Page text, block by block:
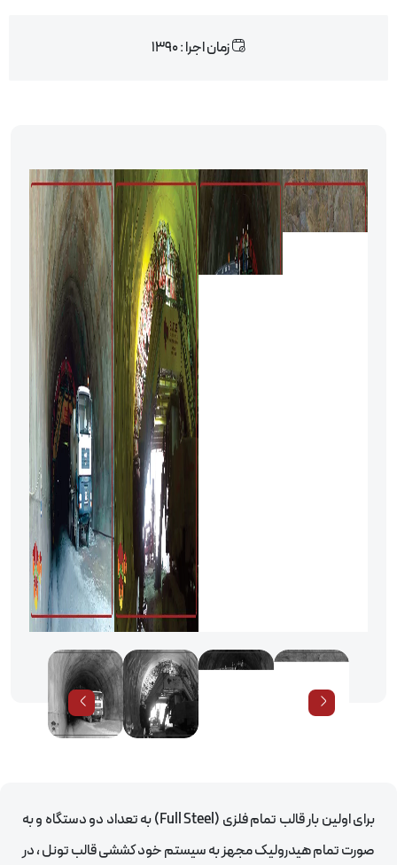
زمان اجرا : 1390
برای اولین بار قالب تمام فلزی (Full Steel) به تعداد دو دستگاه و به
صورت تمام هیدرولیک مجهز به سیستم خود کششی قالب تونل ، در